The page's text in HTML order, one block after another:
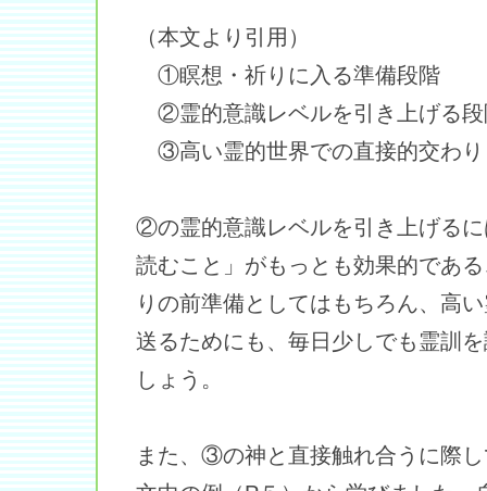
（本文より引用）
①瞑想・祈りに入る準備段階
②霊的意識レベルを引き上げる段
③高い霊的世界での直接的交わり
②の霊的意識レベルを引き上げる
読むこと」がもっとも効果的であ
りの前準備としてはもちろん、高
送るためにも、毎日少しでも霊訓
しょう。
また、③の神と直接触れ合うに際